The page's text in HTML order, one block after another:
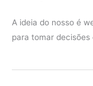
A ideia do nosso é
para tomar decisões